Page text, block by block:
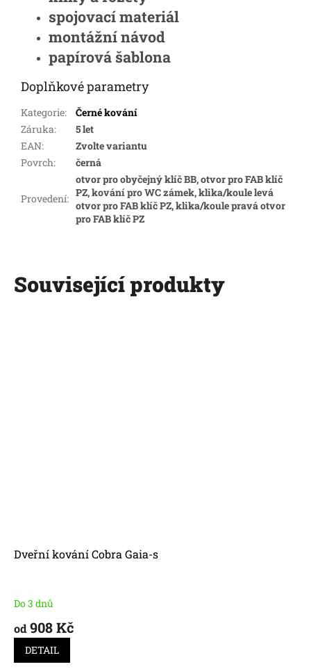
spojovací materiál
montážní návod
papírová šablona
Doplňkové parametry
Kategorie:
Černé kování
Záruka:
5 let
EAN:
Zvolte variantu
Povrch: černá
Provedení:
otvor pro obyčejný klíč BB, otvor pro FAB klíč
PZ, kování pro WC zámek, klika/koule levá
otvor pro FAB klíč PZ, klika/koule pravá otvor
pro FAB klíč PZ
Související produkty
Dveřní kování Cobra Gaia-s
Do 3 dnů
od 908 Kč
DETAIL